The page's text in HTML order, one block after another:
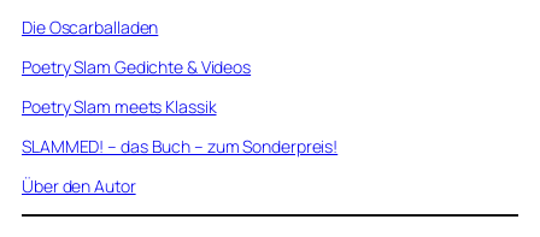
Die Oscarballaden
Poetry Slam Gedichte & Videos
Poetry Slam meets Klassik
SLAMMED! – das Buch – zum Sonderpreis!
Über den Autor